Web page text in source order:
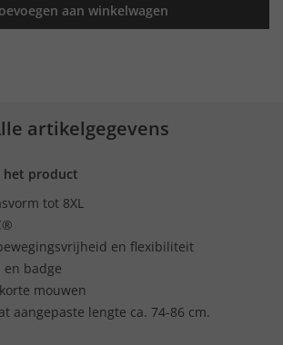
aan winkelwagen
artikelgegevens
het product
tot 8XL
en flexibiliteit
badge
mouwen
aangepaste lengte ca. 74-86 cm.